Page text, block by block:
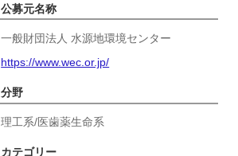
公募元名称
一般財団法人 水源地環境センター
https://www.wec.or.jp/
分野
理工系/医歯薬生命系
カテゴリー